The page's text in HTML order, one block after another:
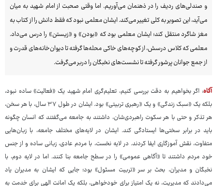
و صندلی‌های ردیف را در ذهنمان می‌آوریم. اما وقتی صحبت از امام شهید به میان
می‌آید، این تصویر به کلی تغییر می‌کند. ایشان معلمی نبود که فقط دانش را از کتاب به
مغز شاگرد منتقل کند؛ ایشان معلمی بود که «بودن» و «زیستن» را درس می‌داد.
معلمی که کلاس درسش، از کوچه‌های خاکی محله‌ها گرفته تا دیوان‌خانه‌های قدرت و
از جمع جوانان پرشور گرفته تا نشست‌های نخبگان را دربر می‌گرفت.
آگاه: اگر بخواهیم به دقت بررسی کنیم، تعلیم‌گری امام شهید یک «فعالیت» ساده نبود،
بلکه یک «سبک زندگی» و یک «رهبری تربیتی» بود. ایشان در طول ۳۷ سال، با هر سخن،
هر تذکر و حتی با هر سکوت راهبردی‌شان، داشتند به جامعه می‌گفتند که انسان چگونه
باید در برابر سختی‌ها ایستادگی کند. ایشان در لایه‌های مختلف جامعه، با زبان‌هایی
متفاوت، نقش آموزگاری ایفا کردند. در لایه نخست، با مردم عادی، زبانی ساده و از جنس
خود مردم داشتند تا «آگاهی عمومی» را در سطح جامعه بنا کنند. اما در لایه دوم، با
نخبگان و مدیران، بحث بر سر «تربیت مسئول» بود؛ جایی که ایشان به مدیران یاد
می‌دادند که مدیریت، نه یک امتیاز برای خودخواهی، بلکه یک امانت الهی برای خدمت به